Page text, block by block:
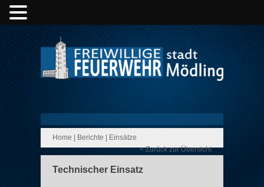
Home Berichte
Einsätze
< Zurück zur Übersicht
Technischer Einsatz